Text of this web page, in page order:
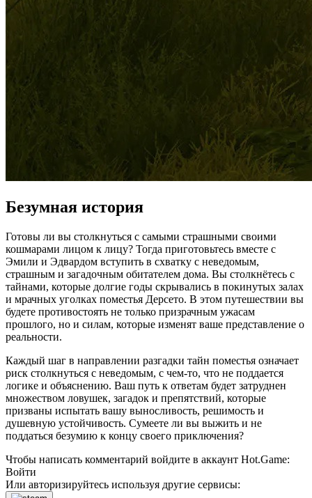
Безумная история
Готовы ли вы столкнуться с самыми страшными своими
кошмарами лицом к лицу? Тогда приготовьтесь вместе с
Эмили и Эдвардом вступить в схватку с неведомым,
страшным и загадочным обитателем дома. Вы столкнётесь с
тайнами, которые долгие годы скрывались в покинутых залах
и мрачных уголках поместья Дерсето. В этом путешествии вы
будете противостоять не только призрачным ужасам
прошлого, но и силам, которые изменят ваше представление о
реальности.
Каждый шаг в направлении разгадки тайн поместья означает
риск столкнуться с неведомым, с чем-то, что не поддается
логике и объяснению. Ваш путь к ответам будет затруднен
множеством ловушек, загадок и препятствий, которые
призваны испытать вашу выносливость, решимость и
душевную устойчивость. Сумеете ли вы выжить и не
поддаться безумию к концу своего приключения?
Чтобы написать комментарий войдите в аккаунт Hot.Game:
Войти
Или авторизируйтесь используя другие сервисы: